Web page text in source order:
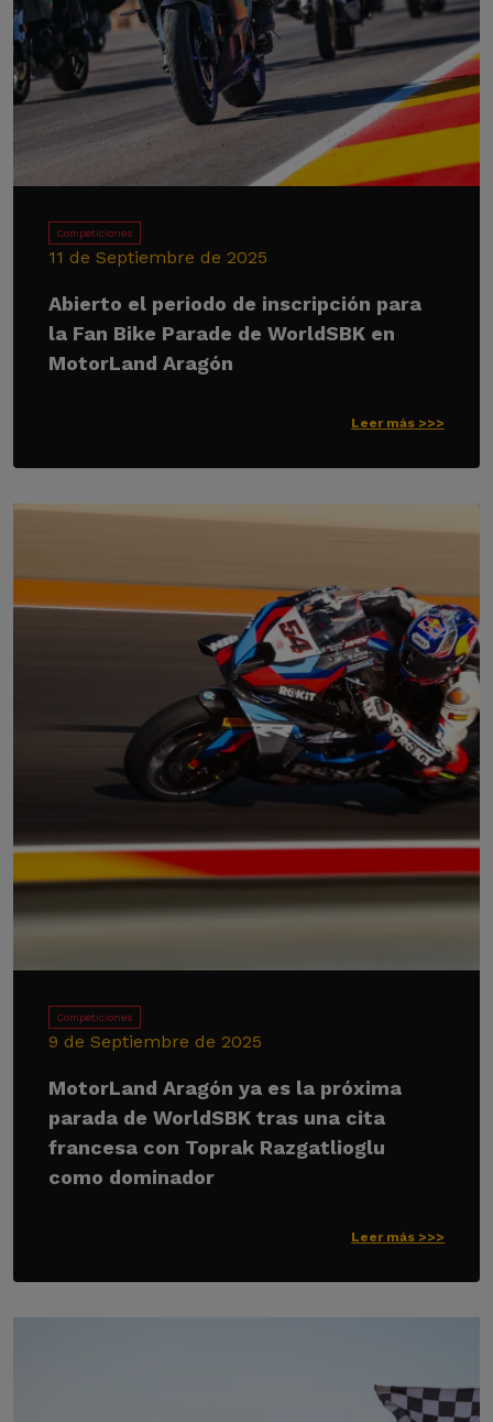
Competiciones
11 de Septiembre de 2025
Abierto el periodo de inscripción para
la Fan Bike Parade de WorldSBK en
MotorLand Aragón
Leer más >>>
Competiciones
9 de Septiembre de 2025
MotorLand Aragón ya es la próxima
parada de WorldSBK tras una cita
francesa con Toprak Razgatlioglu
como dominador
Leer más >>>